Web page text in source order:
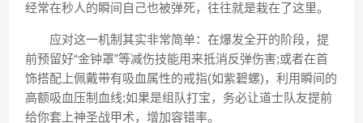
经常在秒人的瞬间自己也被弹死，往往就是栽在了这里。
应对这一机制其实非常简单：在爆发全开的阶段，提
前预留好“金钟罩”等减伤技能用来抵消反弹伤害;或者在首
饰搭配上佩戴带有吸血属性的戒指(如紫碧螺)，利用瞬间的
高额吸血压制血线;如果是组队打宝，务必让道士队友提前
给你套上神圣战甲术，增加容错率。